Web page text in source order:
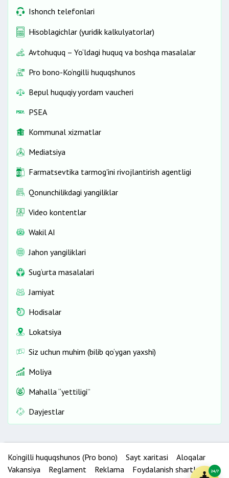
Ishonch telefonlari
Hisoblagichlar (yuridik kalkulyatorlar)
Avtohuquq – Yo‘ldagi huquq va boshqa masalalar
Pro bono-Ko‘ngilli huquqshunos
Bepul huquqiy yordam vaucheri
PSEA
Kommunal xizmatlar
Mediatsiya
Farmatsevtika tarmog'ini rivojlantirish agentligi
Qonunchilikdagi yangiliklar
Video kontentlar
Wakil AI
Jahon yangiliklari
Sug‘urta masalalari
Jamiyat
Hodisalar
Lokatsiya
Siz uchun muhim (bilib qo‘ygan yaxshi)
Moliya
Mahalla “yettiligi”
Dayjestlar
Ko‘ngilli huquqshunos (Pro bono) Sayt xaritasi
Aloqalar
Vakansiya
Reglament Reklama Foydalanish shartlari 24/7